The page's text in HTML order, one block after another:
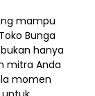
mampu
Bunga
hanya
mitra Anda
momen